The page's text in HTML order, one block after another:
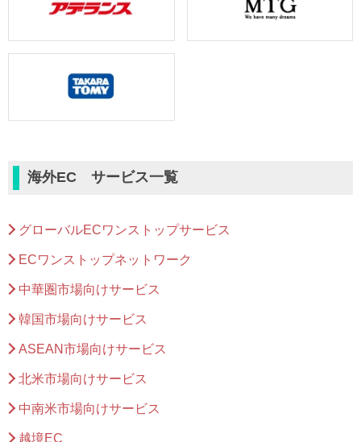
海外EC サービス一覧
グローバルECワンストップサービス
ECワンストップネットワーク
中華圏市場向けサービス
韓国市場向けサービス
ASEAN市場向けサービス
北米市場向けサービス
中南米市場向けサービス
越境EC